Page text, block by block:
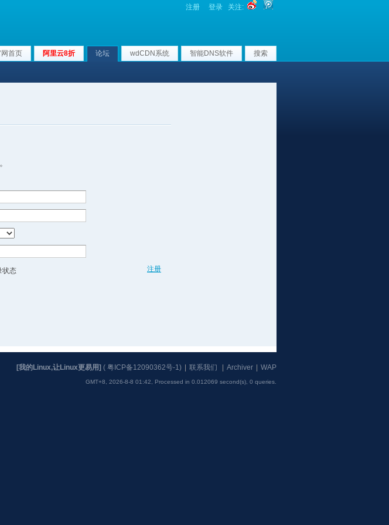
注册 登录 关注:
首页 阿里云8折 论坛 wdCDN系统 智能DNS软件 搜索
注册
状态
[我的Linux,让Linux更易用] ( 粤ICP备12090362号-1) 联系我们 Archiver WAP
GMT+8, 2026-8-8 01:42, Processed in 0.012069 second(s), 0 queries